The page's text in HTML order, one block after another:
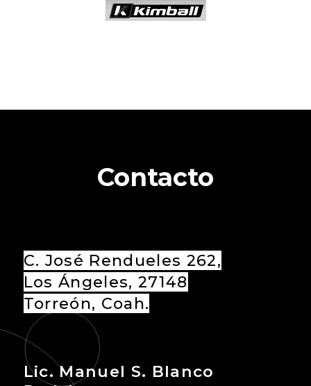
Contacto
C. José Rendueles 262,
Los Ángeles, 27148
Torreón, Coah.
Lic. Manuel S. Blanco